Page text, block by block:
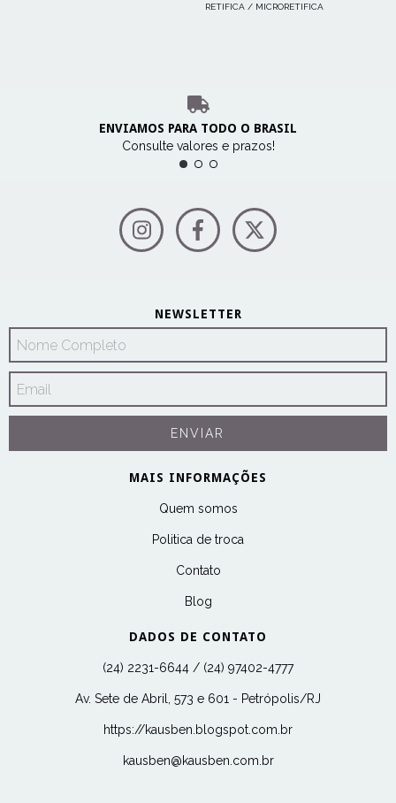
RETIFICA / MICRORETIFICA
ENVIAMOS PARA TODO O BRASIL
Consulte valores e prazos!
NEWSLETTER
MAIS INFORMAÇÕES
Quem somos
Politica de troca
Contato
Blog
DADOS DE CONTATO
(24) 2231-6644 / (24) 97402-4777
Av. Sete de Abril, 573 e 601 - Petrópolis/RJ
https://kausben.blogspot.com.br
kausben@kausben.com.br